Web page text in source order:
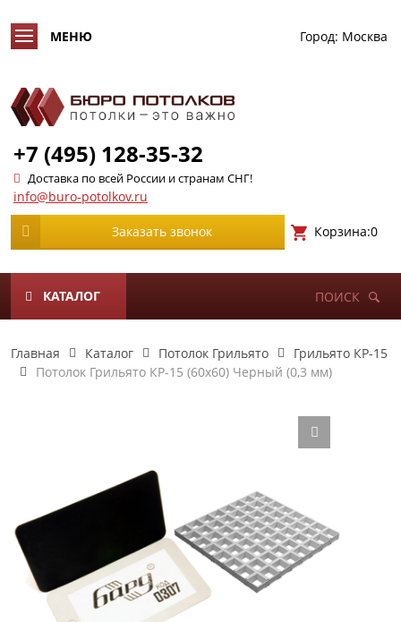
Город: Москва
+7 (495) 128-35-32
Доставка по всей России и странам СНГ!
info@buro-potolkov.ru
Заказать звонок Корзина:0
КАТАЛОГ ПОИСК
Главная Каталог Потолок Грильято
Грильято КР-15
Потолок Грильято КР-15 (60х60) Черный (0,3 мм)